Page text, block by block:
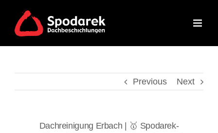
content
Previous Next
Dachreinigung Erbach | 🥇 Spodarek-